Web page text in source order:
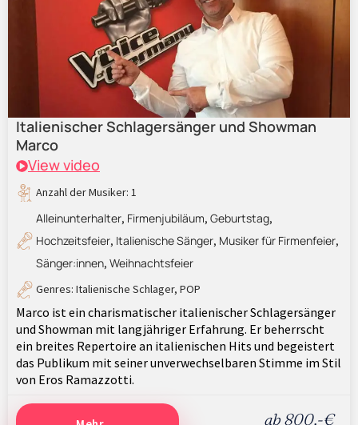
ab 800,-€
Italienischer Schlagersänger und Showman
Marco
View video
Anzahl der Musiker: 1
Alleinunterhalter, Firmenjubiläum, Geburtstag,
Hochzeitsfeier, Italienische Sänger, Musiker für Firmenfeier,
Sänger:innen, Weihnachtsfeier
Genres: Italienische Schlager, POP
Marco ist ein charismatischer italienischer Schlagersänger
und Showman mit langjähriger Erfahrung. Er beherrscht
ein breites Repertoire an italienischen Hits und begeistert
das Publikum mit seiner unverwechselbaren Stimme im Stil
von Eros Ramazzotti.